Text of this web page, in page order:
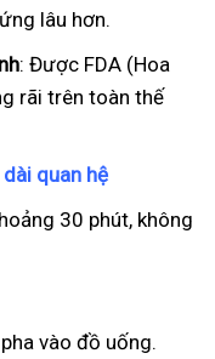
lâu hơn.
: Được FDA (Hoa
rãi trên toàn thế
quan hệ
30 phút, không
vào đồ uống.